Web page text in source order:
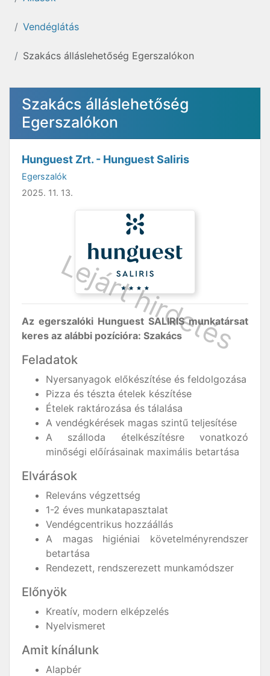
Vendéglátás
Szakács álláslehetőség Egerszalókon
Szakács álláslehetőség
Egerszalókon
Hunguest Zrt. - Hunguest Saliris
Egerszalók
2025. 11. 13.
Az egerszalóki Hunguest SALIRISmunkatársat
keres az alábbi pozícióra: Szakács
Feladatok
Nyersanyagok előkészítése és feldolgozása
Pizza és tészta ételek készítése
Ételek raktározása és tálalása
A vendégkérések magas szintű teljesítése
A szálloda ételkészítésre vonatkozó
minőségi előírásainak maximális betartása
Elvárások
Releváns végzettség
1-2 éves munkatapasztalat
Vendégcentrikus hozzáállás
A magas higiéniai követelményrendszer
betartása
Rendezett, rendszerezett munkamódszer
Előnyök
Kreatív, modern elképzelés
Nyelvismeret
Amit kínálunk
Alapbér